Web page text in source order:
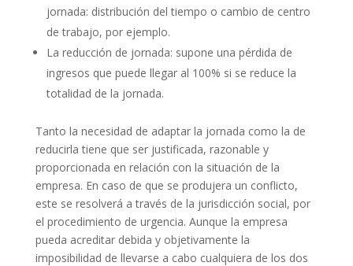
jornada: distribución del tiempo o cambio de centro
de trabajo, por ejemplo.
La reducción de jornada: supone una pérdida de
ingresos que puede llegar al 100% si se reduce la
totalidad de la jornada.
Tanto la necesidad de adaptar la jornada como la de
reducirla tiene que ser justificada, razonable y
proporcionada en relación con la situación de la
empresa. En caso de que se produjera un conflicto,
este se resolverá a través de la jurisdicción social, por
el procedimiento de urgencia. Aunque la empresa
pueda acreditar debida y objetivamente la
imposibilidad de llevarse a cabo cualquiera de los dos